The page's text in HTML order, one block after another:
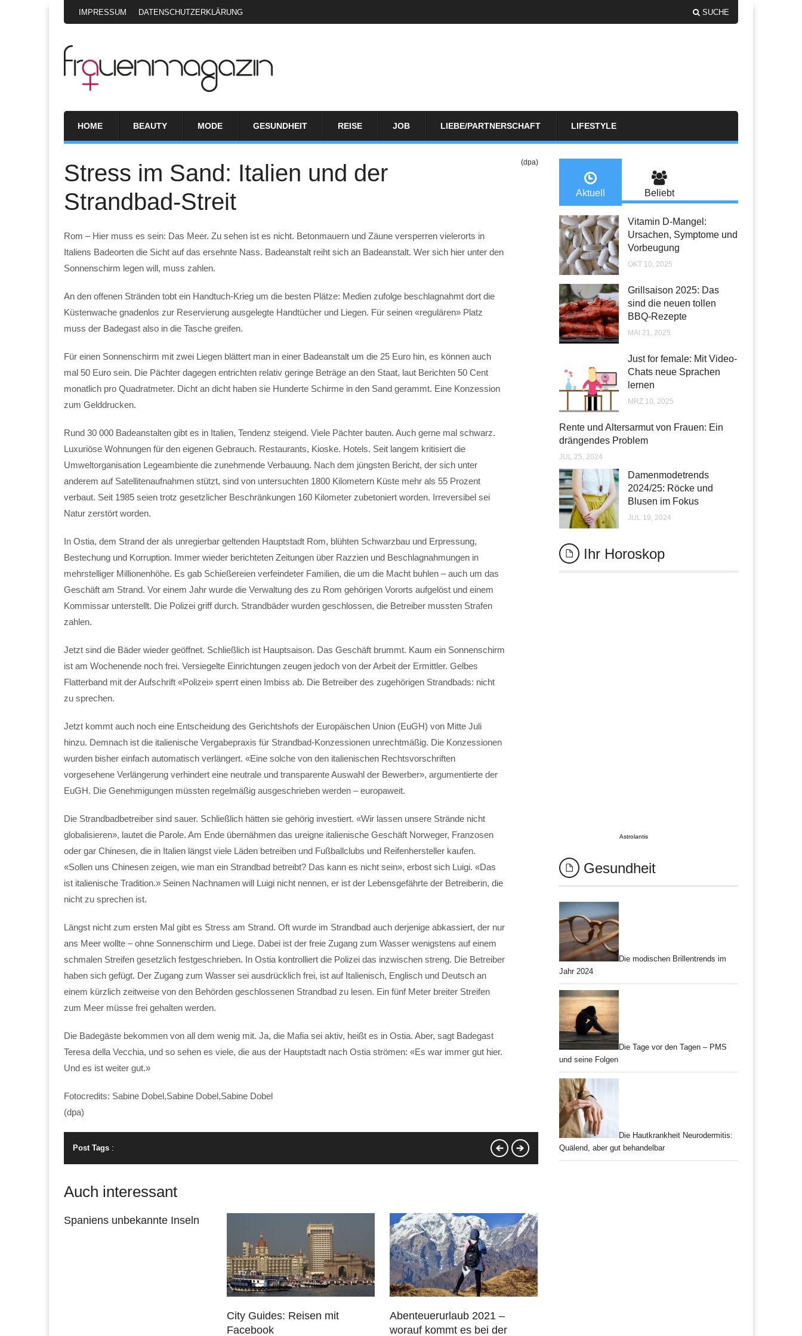
IMPRESSUM DATENSCHUTZERKLÄRUNG SUCHE
HOME BEAUTY MODE GESUNDHEIT REISE JOB LIEBE/PARTNERSCHAFT LIFESTYLE
Stress im Sand: Italien und der
Strandbad-Streit
(dpa)
Rom – Hier muss es sein: Das Meer. Zu sehen ist es nicht. Betonmauern und Zäune versperren vielerorts in
Italiens Badeorten die Sicht auf das ersehnte Nass. Badeanstalt reiht sich an Badeanstalt. Wer sich hier unter den
Sonnenschirm legen will, muss zahlen.
An den offenen Stränden tobt ein Handtuch-Krieg um die besten Plätze: Medien zufolge beschlagnahmt dort die
Küstenwache gnadenlos zur Reservierung ausgelegte Handtücher und Liegen. Für seinen «regulären» Platz
muss der Badegast also in die Tasche greifen.
Für einen Sonnenschirm mit zwei Liegen blättert man in einer Badeanstalt um die 25 Euro hin, es können auch
mal 50 Euro sein. Die Pächter dagegen entrichten relativ geringe Beträge an den Staat, laut Berichten 50 Cent
monatlich pro Quadratmeter. Dicht an dicht haben sie Hunderte Schirme in den Sand gerammt. Eine Konzession
zum Gelddrucken.
Rund 30 000 Badeanstalten gibt es in Italien, Tendenz steigend. Viele Pächter bauten. Auch gerne mal schwarz.
Luxuriöse Wohnungen für den eigenen Gebrauch. Restaurants, Kioske. Hotels. Seit langem kritisiert die
Umweltorganisation Legeambiente die zunehmende Verbauung. Nach dem jüngsten Bericht, der sich unter
anderem auf Satellitenaufnahmen stützt, sind von untersuchten 1800 Kilometern Küste mehr als 55 Prozent
verbaut. Seit 1985 seien trotz gesetzlicher Beschränkungen 160 Kilometer zubetoniert worden. Irreversibel sei
Natur zerstört worden.
In Ostia, dem Strand der als unregierbar geltenden Hauptstadt Rom, blühten Schwarzbau und Erpressung,
Bestechung und Korruption. Immer wieder berichteten Zeitungen über Razzien und Beschlagnahmungen in
mehrstelliger Millionenhöhe. Es gab Schießereien verfeindeter Familien, die um die Macht buhlen – auch um das
Geschäft am Strand. Vor einem Jahr wurde die Verwaltung des zu Rom gehörigen Vororts aufgelöst und einem
Kommissar unterstellt. Die Polizei griff durch. Strandbäder wurden geschlossen, die Betreiber mussten Strafen
zahlen.
Jetzt sind die Bäder wieder geöffnet. Schließlich ist Hauptsaison. Das Geschäft brummt. Kaum ein Sonnenschirm
ist am Wochenende noch frei. Versiegelte Einrichtungen zeugen jedoch von der Arbeit der Ermittler. Gelbes
Flatterband mit der Aufschrift «Polizei» sperrt einen Imbiss ab. Die Betreiber des zugehörigen Strandbads: nicht
zu sprechen.
Jetzt kommt auch noch eine Entscheidung des Gerichtshofs der Europäischen Union (EuGH) von Mitte Juli
hinzu. Demnach ist die italienische Vergabepraxis für Strandbad-Konzessionen unrechtmäßig. Die Konzessionen
wurden bisher einfach automatisch verlängert. «Eine solche von den italienischen Rechtsvorschriften
vorgesehene Verlängerung verhindert eine neutrale und transparente Auswahl der Bewerber», argumentierte der
EuGH. Die Genehmigungen müssten regelmäßig ausgeschrieben werden – europaweit.
Die Strandbadbetreiber sind sauer. Schließlich hätten sie gehörig investiert. «Wir lassen unsere Strände nicht
globalisieren», lautet die Parole. Am Ende übernähmen das ureigne italienische Geschäft Norweger, Franzosen
oder gar Chinesen, die in Italien längst viele Läden betreiben und Fußballclubs und Reifenhersteller kaufen.
«Sollen uns Chinesen zeigen, wie man ein Strandbad betreibt? Das kann es nicht sein», erbost sich Luigi. «Das
ist italienische Tradition.» Seinen Nachnamen will Luigi nicht nennen, er ist der Lebensgefährte der Betreiberin, die
nicht zu sprechen ist.
Längst nicht zum ersten Mal gibt es Stress am Strand. Oft wurde im Strandbad auch derjenige abkassiert, der nur
ans Meer wollte – ohne Sonnenschirm und Liege. Dabei ist der freie Zugang zum Wasser wenigstens auf einem
schmalen Streifen gesetzlich festgeschrieben. In Ostia kontrolliert die Polizei das inzwischen streng. Die Betreiber
haben sich gefügt. Der Zugang zum Wasser sei ausdrücklich frei, ist auf Italienisch, Englisch und Deutsch an
einem kürzlich zeitweise von den Behörden geschlossenen Strandbad zu lesen. Ein fünf Meter breiter Streifen
zum Meer müsse frei gehalten werden.
Die Badegäste bekommen von all dem wenig mit. Ja, die Mafia sei aktiv, heißt es in Ostia. Aber, sagt Badegast
Teresa della Vecchia, und so sehen es viele, die aus der Hauptstadt nach Ostia strömen: «Es war immer gut hier.
Und es ist weiter gut.»
Fotocredits: Sabine Dobel,Sabine Dobel,Sabine Dobel
(dpa)
Post Tags :
Auch interessant
Spaniens unbekannte Inseln
City Guides: Reisen mit
Facebook
Abenteuerurlaub 2021 –
worauf kommt es bei der
Aktuell Beliebt
Vitamin D-Mangel:
Ursachen, Symptome und
Vorbeugung
OKT 10, 2025
Grillsaison 2025: Das
sind die neuen tollen
BBQ-Rezepte
MAI 21, 2025
Just for female: Mit Video-
Chats neue Sprachen
lernen
MRZ 10, 2025
Rente und Altersarmut von Frauen: Ein
drängendes Problem
JUL 25, 2024
Damenmodetrends
2024/25: Röcke und
Blusen im Fokus
JUL 19, 2024
Ihr Horoskop
Astrolantis
Gesundheit
Die modischen Brillentrends im
Jahr 2024
Die Tage vor den Tagen – PMS
und seine Folgen
Die Hautkrankheit Neurodermitis:
Quälend, aber gut behandelbar